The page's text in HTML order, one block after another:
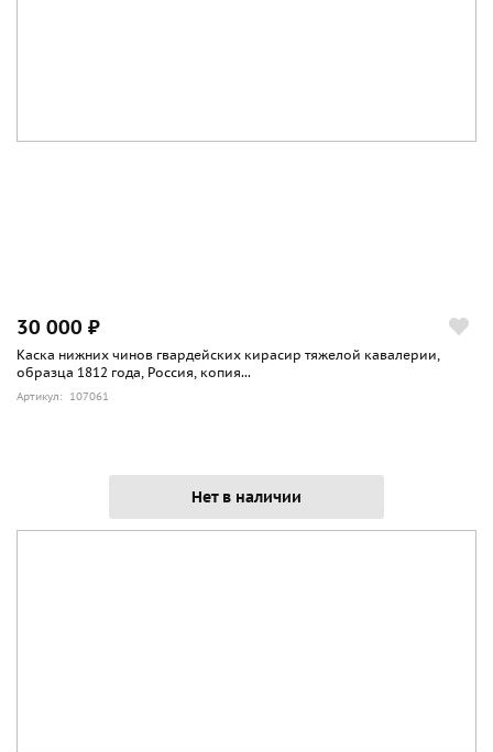
30 000 ₽
Каска нижних чинов гвардейских кирасир тяжелой кавалерии,
образца 1812 года, Россия, копия...
Артикул: 107061
Нет в наличии